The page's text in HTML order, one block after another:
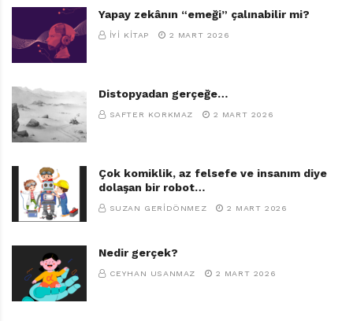
Yapay zekânın “emeği” çalınabilir mi?
İYI KITAP 2 MART 2026
Distopyadan gerçeğe…
SAFTER KORKMAZ 2 MART 2026
Çok komiklik, az felsefe ve insanım diye
dolaşan bir robot…
SUZAN GERIDÖNMEZ 2 MART 2026
Nedir gerçek?
CEYHAN USANMAZ 2 MART 2026